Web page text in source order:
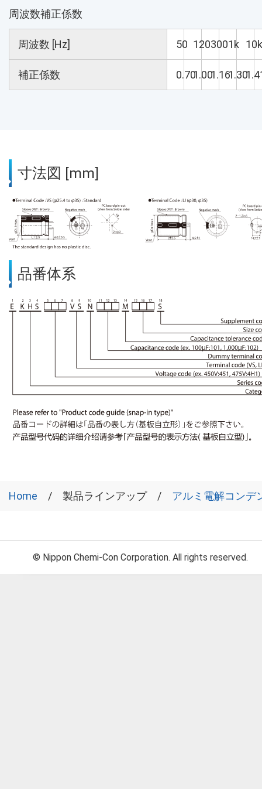
周波数補正係数
周波数 [Hz] 50 1203001k 10k
補正係数 0.701.001.161.30
寸法図 [mm]
品番体系
Home 製品ラインアップ アルミ電解コンデ
© Nippon Chemi-Con Corporation. All rights reserved.